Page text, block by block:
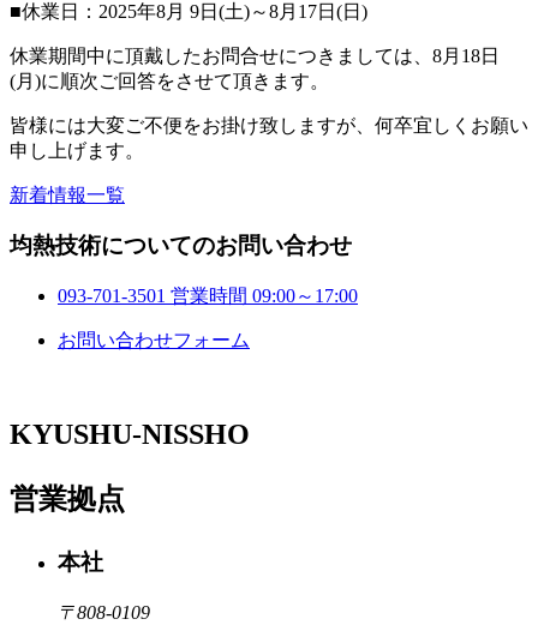
■休業日：2025年8月 9日(土)～8月17日(日)
休業期間中に頂戴したお問合せにつきましては、8月18日
(月)に順次ご回答をさせて頂きます。
皆様には大変ご不便をお掛け致しますが、何卒宜しくお願い
申し上げます。
新着情報一覧
均熱技術についてのお問い合わせ
093-701-3501 営業時間 09:00～17:00
お問い合わせフォーム
KYUSHU-NISSHO
営業拠点
本社
〒808-0109